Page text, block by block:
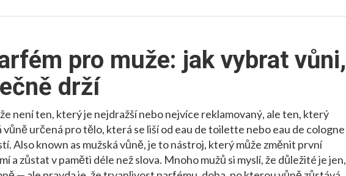
pro muže: jak vybrat vůni,
drží
není ten, který je nejdražší nebo nejvíce reklamovaný, ale ten, který
určená pro tělo, která se liší od eau de toilette nebo eau de cologne
. Also known as mužská vůně, je to nástroj, který může změnit první
a zůstat v paměti déle než slova. Mnoho mužů si myslí, že důležité je jen,